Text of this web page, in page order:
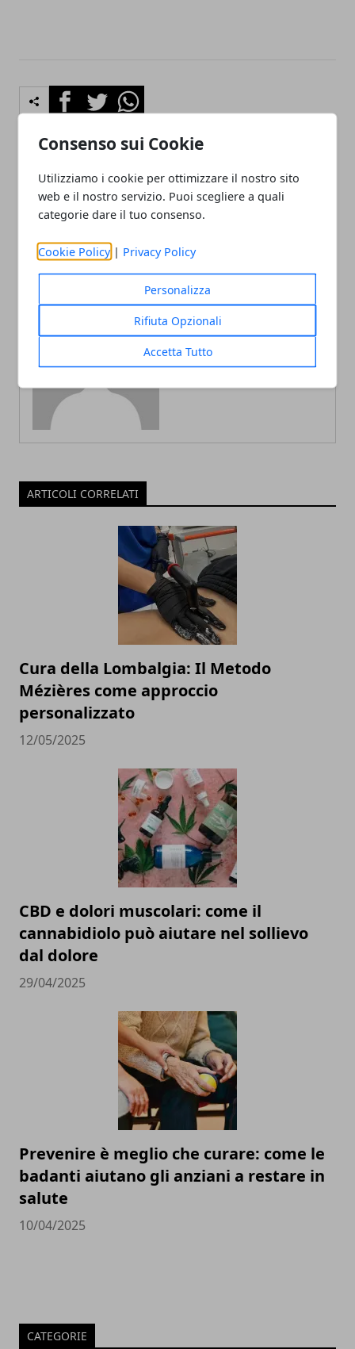
Consenso sui Cookie
Utilizziamo i cookie per ottimizzare il nostro sito
web e il nostro servizio. Puoi scegliere a quali
categorie dare il tuo consenso.
Cookie Policy | Privacy Policy
Personalizza
Rifiuta Opzionali
Accetta Tutto
FacebookTwitterWhatsapp
Articolo Precedente
Cos’è il caffè verde?
Articolo Successivo
Il bambino non vuole
andare a scuola: cosa fare
ARTICOLI CORRELATI
Cura della Lombalgia: Il Metodo
Mézières come approccio
personalizzato
12/05/2025
CBD e dolori muscolari: come il
cannabidiolo può aiutare nel sollievo
dal dolore
29/04/2025
Prevenire è meglio che curare: come le
badanti aiutano gli anziani a restare in
salute
10/04/2025
CATEGORIE